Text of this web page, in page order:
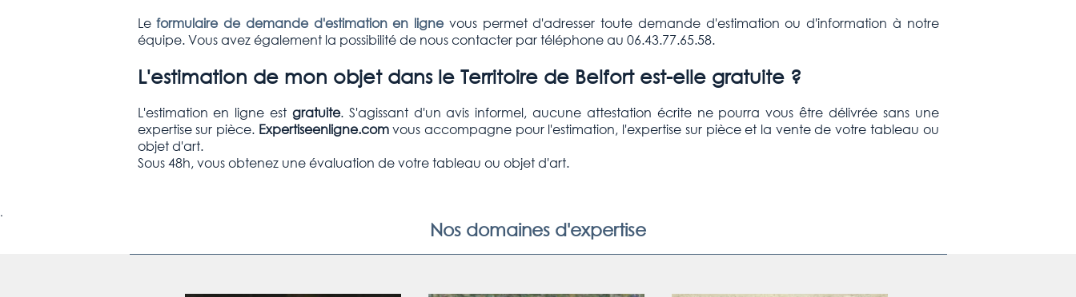
Leformulaire de demande d'estimation en lignevous permet d'adresser toute demande d'estimation ou d'information à notre
équipe. Vous avez également la possibilité de nous contacter par téléphone au 06.43.77.65.58.
L'estimation de mon objet dans le Territoire de Belfort est-elle gratuite ?
L'estimation en ligne est gratuite. S'agissant d'un avis informel, aucune attestation écrite ne pourra vous être délivrée sans une
expertise sur pièce. Expertiseenligne.comvous accompagne pour l'estimation, l'expertise sur pièce et la vente de votre tableau ou
objet d'art.
Sous 48h, vous obtenez une évaluation de votre tableau ou objet d'art.
.
Nos domaines d'expertise